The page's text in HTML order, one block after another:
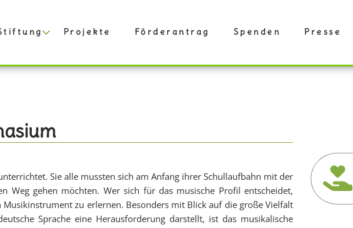
Projekte Förderantrag Spenden Presse
Sie alle mussten sich am Anfang ihrer Schullaufbahn mit der
Weg gehen möchten. Wer sich für das musische Profil entscheidet,
zu erlernen. Besonders mit Blick auf die große Vielfalt
Sprache eine Herausforderung darstellt, ist das musikalische